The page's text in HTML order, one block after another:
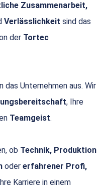
Zusammenarbeit,
Verlässlichkeit sind das
der Tortec
das Unternehmen aus. Wir
, Ihre
Teamgeist.
ob Technik, Produktion
oder erfahrener Profi,
Karriere in einem